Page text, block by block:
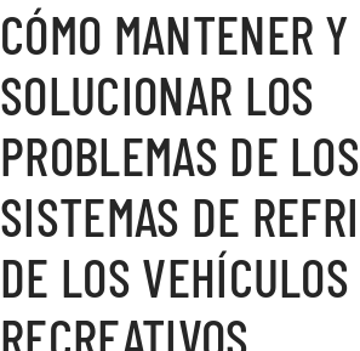
CÓMO MANTENER Y
SOLUCIONAR LOS
PROBLEMAS DE LOS
SISTEMAS DE
DE LOS VEHÍCULOS
RECREATIVOS